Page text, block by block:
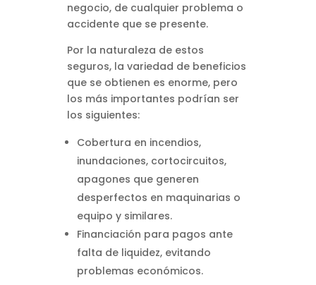
negocio, de cualquier problema o
accidente que se presente.
Por la naturaleza de estos
seguros, la variedad de beneficios
que se obtienen es enorme, pero
los más importantes podrían ser
los siguientes:
Cobertura en incendios,
inundaciones, cortocircuitos,
apagones que generen
desperfectos en maquinarias o
equipo y similares.
Financiación para pagos ante
falta de liquidez, evitando
problemas económicos.